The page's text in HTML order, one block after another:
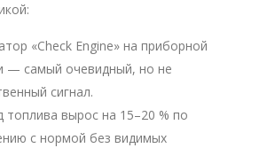
«Check Engine» на приборной
— самый очевидный, но не
сигнал.
топлива вырос на 15–20 % по
с нормой без видимых